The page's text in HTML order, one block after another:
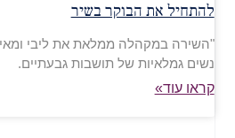
להתחיל את הבוקר בשיר
"השירה במקהלה ממלאת את ליבי
נשים גמלאיות של תושבות גבעתיים.
קראו עוד»